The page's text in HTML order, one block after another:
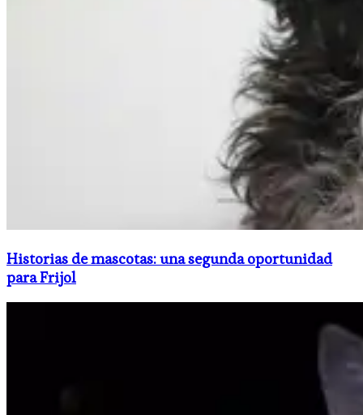
Historias de mascotas: una segunda oportunidad
para Frijol